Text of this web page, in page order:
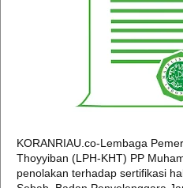
KORANRIAU.co-Lembaga
Thoyyiban (LPH-KHT) PP
penolakan terhadap sertifikasi